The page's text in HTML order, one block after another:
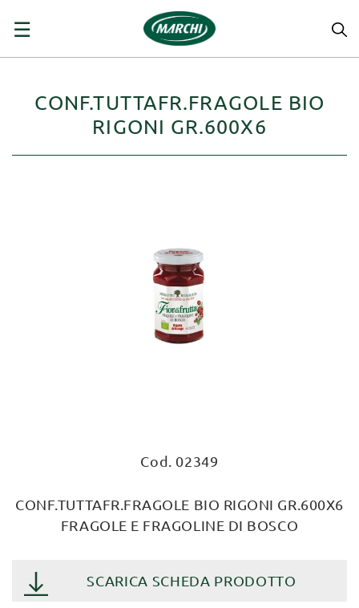
navigazione
☰
CONF.TUTTAFR.FRAGOLE BIO
RIGONI GR.600X6
Cod. 02349
CONF.TUTTAFR.FRAGOLE BIO RIGONI GR.600X6
FRAGOLE E FRAGOLINE DI BOSCO
SCARICA SCHEDA PRODOTTO